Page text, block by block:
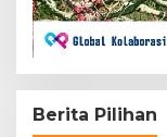
Berita Pilihan